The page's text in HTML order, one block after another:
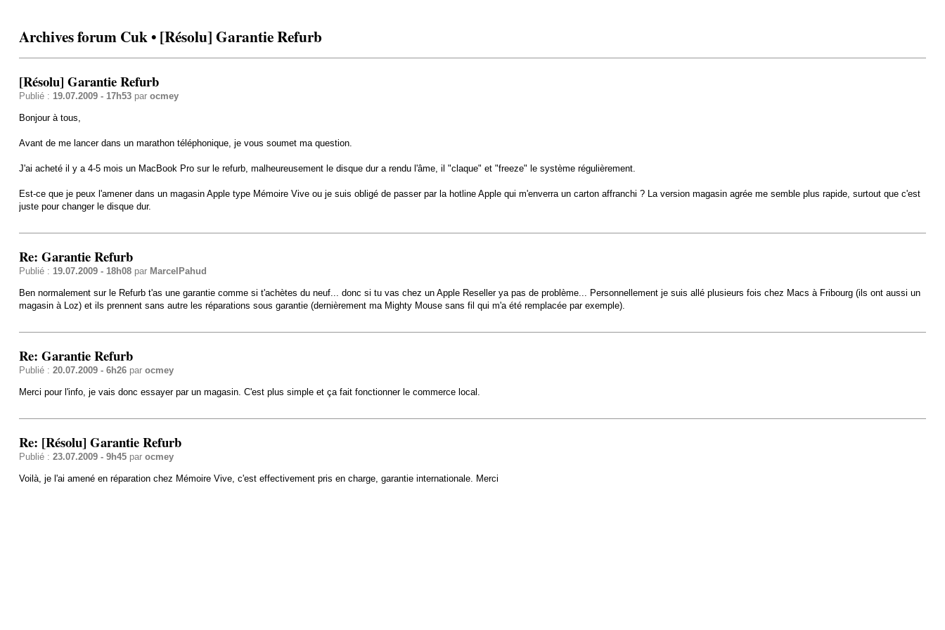
Archives forum Cuk • [Résolu] Garantie Refurb
[Résolu] Garantie Refurb
Publié : 19.07.2009 - 17h53par ocmey
Bonjour à tous,
Avant de me lancer dans un marathon téléphonique, je vous soumet ma question.
J'ai acheté il y a 4-5 mois un MacBook Pro sur le refurb, malheureusement le disque dur a rendu l'âme, il "claque" et "freeze" le système régulièrement.
Est-ce que je peux l'amener dans un magasin Apple type Mémoire Vive ou je suis obligé de passer par la hotline Apple qui m'enverra un carton affranchi ? La version magasin agrée me semble plus rapide, surtout que c'est
juste pour changer le disque dur.
Re: Garantie Refurb
Publié : 19.07.2009 - 18h08par MarcelPahud
Ben normalement sur le Refurb t'as une garantie comme si t'achètes du neuf... donc si tu vas chez un Apple Reseller ya pas de problème... Personnellement je suis allé plusieurs fois chez Macs à Fribourg (ils ont aussi un
magasin à Loz) et ils prennent sans autre les réparations sous garantie (dernièrement ma Mighty Mouse sans fil qui m'a été remplacée par exemple).
Re: Garantie Refurb
Publié : 20.07.2009 - 6h26par ocmey
Merci pour l'info, je vais donc essayer par un magasin. C'est plus simple et ça fait fonctionner le commerce local.
Re: [Résolu] Garantie Refurb
Publié : 23.07.2009 - 9h45par ocmey
Voilà, je l'ai amené en réparation chez Mémoire Vive, c'est effectivement pris en charge, garantie internationale. Merci